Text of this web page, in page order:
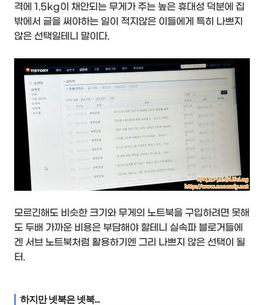
격에 1.5kg이 채안되는 무게가 주는 높은 휴대성 덕분에 집
밖에서 글을 써야하는 일이 적지않은 이들에게 특히 나쁘지
않은 선택일테니 말이다.
모르긴해도 비슷한 크기와 무게의 노트북을 구입하려면 못해
도 두배 가까운 비용은 부담해야 할테니 실속파 블로거들에
겐 서브 노트북처럼 활용하기엔 그리 나쁘지 않은 선택이 될
터.
하지만 넷북은 넷북...